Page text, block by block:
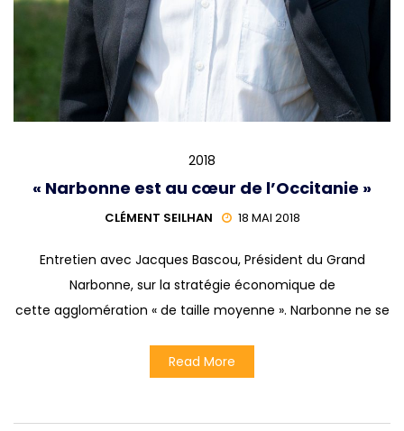
2018
« Narbonne est au cœur de l’Occitanie »
CLÉMENT SEILHAN 18 MAI 2018
Entretien avec Jacques Bascou, Président du Grand
Narbonne, sur la stratégie économique de
cette agglomération « de taille moyenne ». Narbonne ne se
Read More